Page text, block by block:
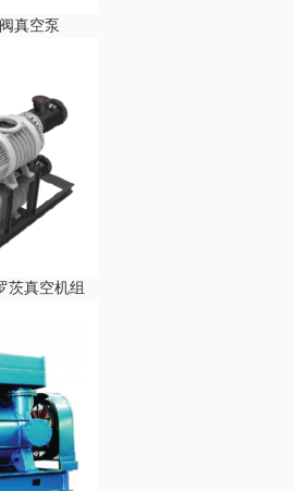
真空泵
茨真空机组